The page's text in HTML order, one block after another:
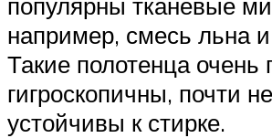
например, смесь льна
Такие полотенца очень
гигроскопичны, почти
устойчивы к стирке.